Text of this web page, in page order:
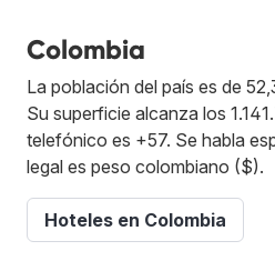
Colombia
La población del país es de
Su superficie alcanza los
telefónico es +57. Se habla
legal es peso colombiano ($).
Hoteles en Colombia